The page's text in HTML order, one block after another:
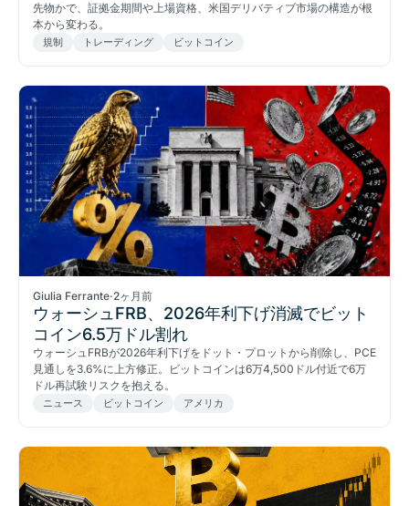
先物かで、証拠金期間や上場資格、米国デリバティブ市場の構造が根
本から変わる。
規制 トレーディング ビットコイン
Giulia Ferrante·2ヶ月前
ウォーシュFRB、2026年利下げ消滅でビット
コイン6.5万ドル割れ
ウォーシュFRBが2026年利下げをドット・プロットから削除し、PCE
見通しを3.6%に上方修正。ビットコインは6万4,500ドル付近で6万
ドル再試験リスクを抱える。
ニュース ビットコイン アメリカ